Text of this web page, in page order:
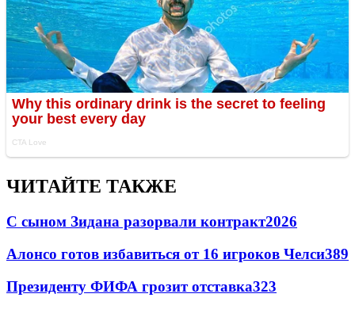
ЧИТАЙТЕ ТАКЖЕ
С сыном Зидана разорвали контракт2026
Алонсо готов избавиться от 16 игроков Челси389
Президенту ФИФА грозит отставка323